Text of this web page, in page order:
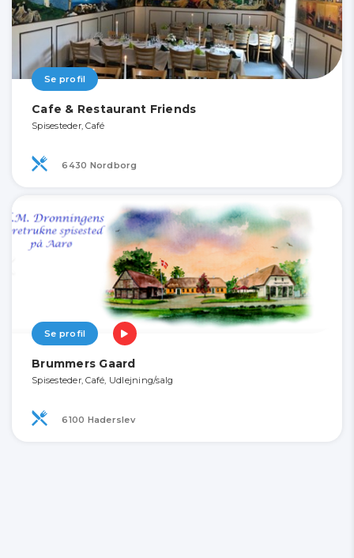
Se profil
Cafe & Restaurant Friends
Spisesteder, Café
6430 Nordborg
Se profil
Brummers Gaard
Spisesteder, Café, Udlejning/salg
6100 Haderslev